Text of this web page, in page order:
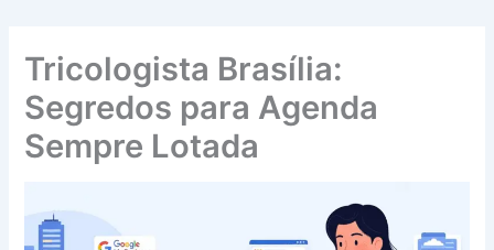
Tricologista Brasília:
Segredos para Agenda
Sempre Lotada